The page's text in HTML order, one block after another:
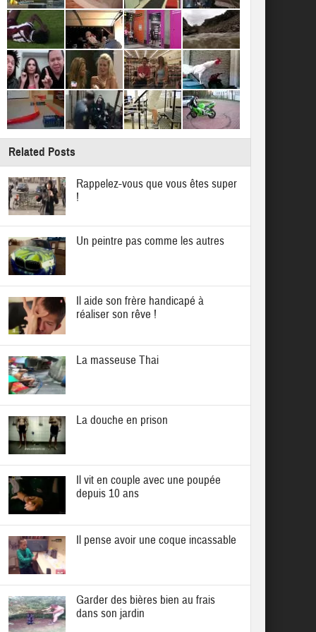
Related Posts
Rappelez-vous que vous êtes super
!
Un peintre pas comme les autres
Il aide son frère handicapé à
réaliser son rêve !
La masseuse Thai
La douche en prison
Il vit en couple avec une poupée
depuis 10 ans
Il pense avoir une coque incassable
Garder des bières bien au frais
dans son jardin